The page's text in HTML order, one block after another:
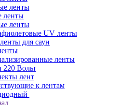
ленты
ленты
ленты
UV ленты
для саун
ленты
220 Вольт
лент
к лентам